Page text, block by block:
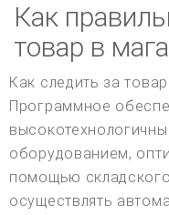
Как
товар в
Как следить за
Программное
оборудованием,
помощью
осуществлять